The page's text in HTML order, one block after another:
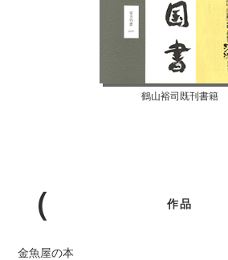
鶴山裕司既刊書籍
作品
金魚屋の本